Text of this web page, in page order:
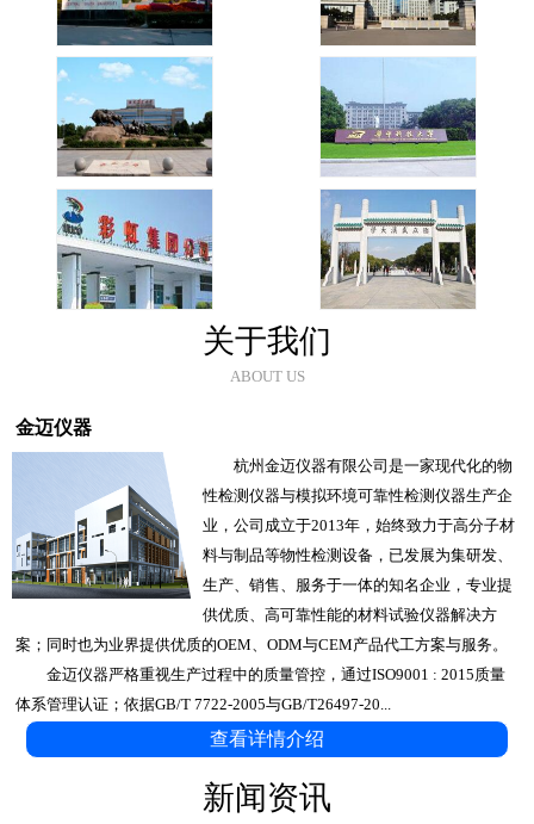
关于我们
ABOUT US
金迈仪器
杭州金迈仪器有限公司是一家现代化的物
性检测仪器与模拟环境可靠性检测仪器生产企
业，公司成立于2013年，始终致力于高分子材
料与制品等物性检测设备，已发展为集研发、
生产、销售、服务于一体的知名企业，专业提
供优质、高可靠性能的材料试验仪器解决方
案；同时也为业界提供优质的OEM、ODM与CEM产品代工方案与服务。
金迈仪器严格重视生产过程中的质量管控，通过ISO9001 : 2015质量
体系管理认证；依据GB/T 7722-2005与GB/T26497-20...
查看详情介绍
新闻资讯